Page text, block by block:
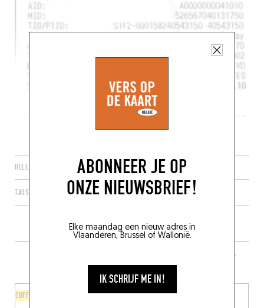
ABONNEER JE OP
ONZE NIEUWSBRIEF!
Elke maandag een nieuw adres in
Vlaanderen, Brussel of Wallonië.
IK SCHRIJF ME IN!
DELEN
TAGS LUIK WAALS GEWEST BELGIQUE
MEER RESTAURANTS IN DE BUURT
COFFEE SHOP STIJL VAN DE CHEF